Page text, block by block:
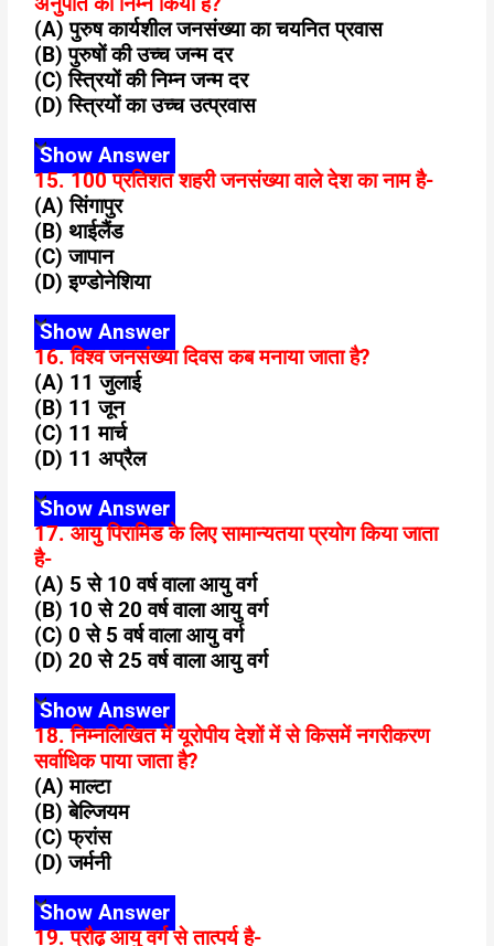
(A) पुरुष कार्यशील जनसंख्या का चयनित प्रवास
(B) पुरुषों की उच्च जन्म दर
(C) स्त्रियों की निम्न जन्म दर
(D) स्त्रियों का उच्च उत्प्रवास
Show Answer
15. 100 प्रतिशत शहरी जनसंख्या वाले देश का नाम है-
(A) सिंगापुर
(B) थाईलैंड
(C) जापान
(D) इण्डोनेशिया
Show Answer
16. विश्व जनसंख्या दिवस कब मनाया जाता है?
(A) 11 जुलाई
(B) 11 जून
(C) 11 मार्च
(D) 11 अप्रैल
Show Answer
17. आयु पिरामिड के लिए सामान्यतया प्रयोग किया जाता
है-
(A) 5 से 10 वर्ष वाला आयु वर्ग
(B) 10 से 20 वर्ष वाला आयु वर्ग
(C) 0 से 5 वर्ष वाला आयु वर्ग
(D) 20 से 25 वर्ष वाला आयु वर्ग
Show Answer
18. निम्नलिखित में यूरोपीय देशों में से किसमें नगरीकरण
सर्वाधिक पाया जाता है?
(A) माल्टा
(B) बेल्जियम
(C) फ्रांस
(D) जर्मनी
Show Answer
19. प्रौढ़ आयु वर्ग से तात्पर्य है-